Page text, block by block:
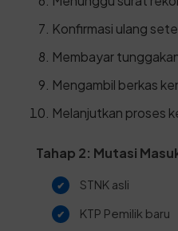
Konfirmasi ulang
Membayar
Mengambil berkas
Melanjutkan proses
Tahap 2: Mutasi
STNK asli
KTP Pemilik baru